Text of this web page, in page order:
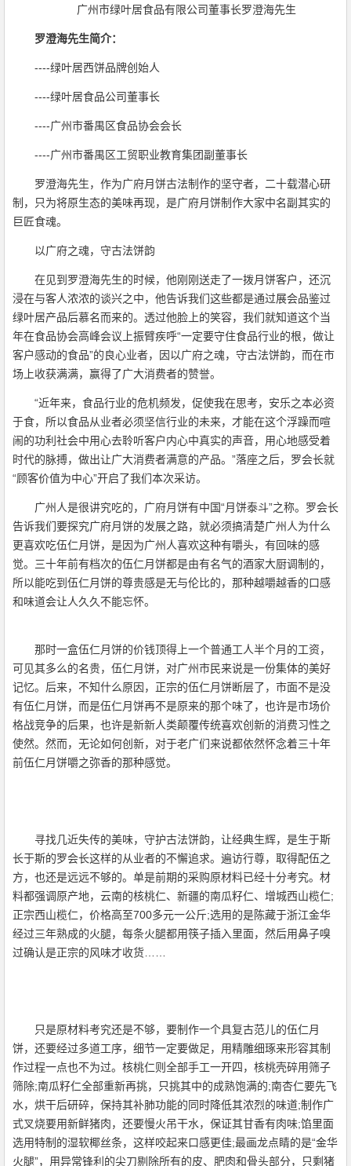
广州市绿叶居食品有限公司董事长罗澄海先生
罗澄海先生简介：
----绿叶居西饼品牌创始人
----绿叶居食品公司董事长
----广州市番禺区食品协会会长
----广州市番禺区工贸职业教育集团副董事长
罗澄海先生，作为广府月饼古法制作的坚守者，二十载潜心研
制，只为将原生态的美味再现，是广府月饼制作大家中名副其实的
巨匠食魂。
以广府之魂，守古法饼韵
在见到罗澄海先生的时候，他刚刚送走了一拨月饼客户，还沉
浸在与客人浓浓的谈兴之中，他告诉我们这些都是通过展会品鉴过
绿叶居产品后慕名而来的。透过他脸上的笑容，我们就知道这个当
年在食品协会高峰会议上振臂疾呼“一定要守住食品行业的根，做让
客户感动的食品”的良心业者，因以广府之魂，守古法饼韵，而在市
场上收获满满，赢得了广大消费者的赞誉。
“近年来，食品行业的危机频发，促使我在思考，安乐之本必资
于食，所以食品从业者必须坚信行业的未来，才能在这个浮躁而喧
闹的功利社会中用心去聆听客户内心中真实的声音，用心地感受着
时代的脉搏，做出让广大消费者满意的产品。”落座之后，罗会长就
“顾客价值为中心”开启了我们本次采访。
广州人是很讲究吃的，广府月饼有中国“月饼泰斗”之称。罗会长
告诉我们要探究广府月饼的发展之路，就必须搞清楚广州人为什么
更喜欢吃伍仁月饼，是因为广州人喜欢这种有嚼头，有回味的感
觉。三十年前有档次的伍仁月饼都是由有名气的酒家大厨调制的，
所以能吃到伍仁月饼的尊贵感是无与伦比的，那种越嚼越香的口感
和味道会让人久久不能忘怀。
那时一盒伍仁月饼的价钱顶得上一个普通工人半个月的工资，
可见其多么的名贵，伍仁月饼，对广州市民来说是一份集体的美好
记忆。后来，不知什么原因，正宗的伍仁月饼断层了，市面不是没
有伍仁月饼，而是伍仁月饼再不是原来的那个味了，也许是市场价
格战竞争的后果，也许是新新人类颠覆传统喜欢创新的消费习性之
使然。然而，无论如何创新，对于老广们来说都依然怀念着三十年
前伍仁月饼嚼之弥香的那种感觉。
寻找几近失传的美味，守护古法饼韵，让经典生辉，是生于斯
长于斯的罗会长这样的从业者的不懈追求。遍访行尊，取得配伍之
方，也还是远远不够的。单是前期的采购原材料已经十分考究。材
料都强调原产地，云南的核桃仁、新疆的南瓜籽仁、增城西山榄仁;
正宗西山榄仁，价格高至700多元一公斤;选用的是陈藏于浙江金华
经过三年熟成的火腿，每条火腿都用筷子插入里面，然后用鼻子嗅
过确认是正宗的风味才收货……
只是原材料考究还是不够，要制作一个具复古范儿的伍仁月
饼，还要经过多道工序，细节一定要做足，用精雕细琢来形容其制
作过程一点也不为过。核桃仁则全部手工一开四，核桃壳碎用筛子
筛除;南瓜籽仁全部重新再挑，只挑其中的成熟饱满的;南杏仁要先飞
水，烘干后研碎，保持其补肺功能的同时降低其浓烈的味道;制作广
式叉烧要用新鲜猪肉，还要慢火吊干水，保证其甘香有肉味;馅里面
选用特制的湿软椰丝条，这样咬起来口感更佳;最画龙点睛的是“金华
火腿”，用异常锋利的尖刀剔除所有的皮、肥肉和骨头部分，只剩猪